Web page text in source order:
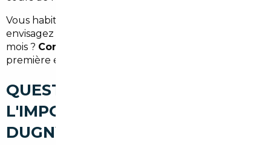
Vous habitez Dugny ou ses environs et vous
envisagez un achat automobile dans les prochains
mois ? Contactez-nous dès maintenant
première estimation gratuite et sans engagement.
QUESTIONS FRÉQUENTES SUR
L'IMPORT DE VOITURE À
DUGNY